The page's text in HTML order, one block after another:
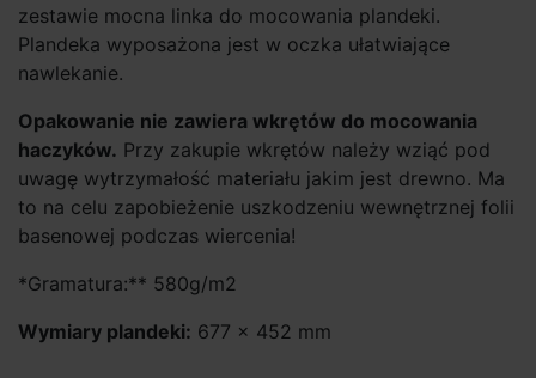
zestawie mocna linka do mocowania plandeki.
Plandeka wyposażona jest w oczka ułatwiające
nawlekanie.
Opakowanie nie zawiera wkrętów do mocowania
haczyków. Przy zakupie wkrętów należy wziąć pod
uwagę wytrzymałość materiału jakim jest drewno. Ma
to na celu zapobieżenie uszkodzeniu wewnętrznej folii
basenowej podczas wiercenia!
*Gramatura:** 580g/m2
Wymiary plandeki: 677 × 452 mm